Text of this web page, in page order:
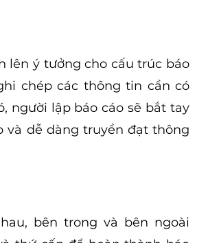
lên ý tưởng cho cấu trúc báo
chép các thông tin cần có
người lập báo cáo sẽ bắt tay
và dễ dàng truyền đạt thông
bên trong và bên ngoài